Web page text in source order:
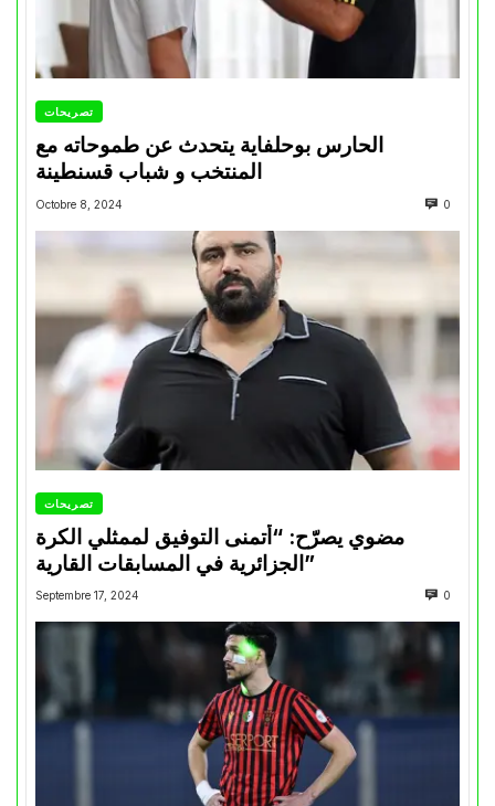
تصريحات
الحارس بوحلفاية يتحدث عن طموحاته مع
المنتخب و شباب قسنطينة
Octobre 8, 2024 0
تصريحات
مضوي يصرّح: “أتمنى التوفيق لممثلي الكرة
الجزائرية في المسابقات القارية”
Septembre 17, 2024 0